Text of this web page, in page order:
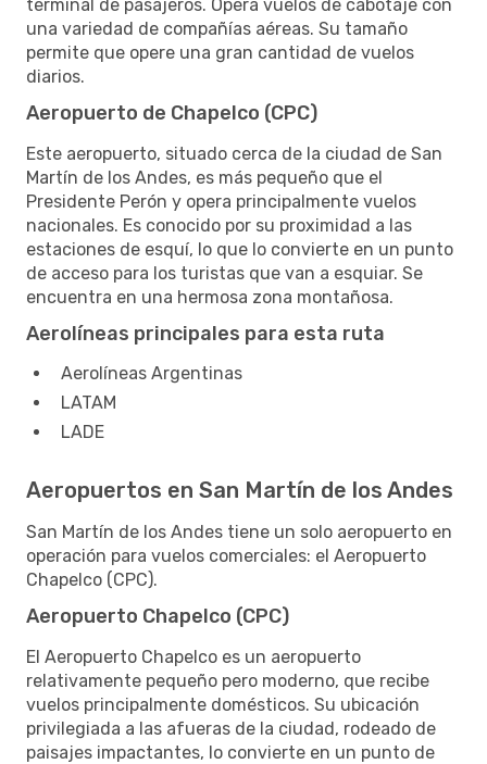
terminal de pasajeros. Opera vuelos de cabotaje con
una variedad de compañías aéreas. Su tamaño
permite que opere una gran cantidad de vuelos
diarios.
Aeropuerto de Chapelco (CPC)
Este aeropuerto, situado cerca de la ciudad de San
Martín de los Andes, es más pequeño que el
Presidente Perón y opera principalmente vuelos
nacionales. Es conocido por su proximidad a las
estaciones de esquí, lo que lo convierte en un punto
de acceso para los turistas que van a esquiar. Se
encuentra en una hermosa zona montañosa.
Aerolíneas principales para esta ruta
Aerolíneas Argentinas
LATAM
LADE
Aeropuertos en San Martín de los Andes
San Martín de los Andes tiene un solo aeropuerto en
operación para vuelos comerciales: el Aeropuerto
Chapelco (CPC).
Aeropuerto Chapelco (CPC)
El Aeropuerto Chapelco es un aeropuerto
relativamente pequeño pero moderno, que recibe
vuelos principalmente domésticos. Su ubicación
privilegiada a las afueras de la ciudad, rodeado de
paisajes impactantes, lo convierte en un punto de